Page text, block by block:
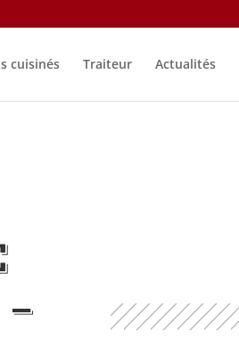
cuisinés Traiteur Actualités